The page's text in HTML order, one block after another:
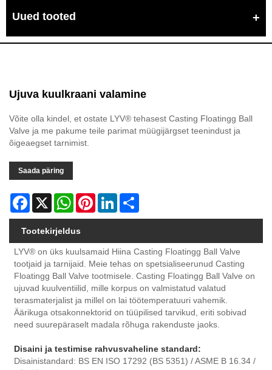
Uued tooted
Ujuva kuulkraani valamine
Võite olla kindel, et ostate LYV® tehasest Casting Floatingg Ball
Valve ja me pakume teile parimat müügijärgset teenindust ja
õigeaegset tarnimist.
Saada päring
Facebook
X WhatsAppPinterestLinkedIn
Tootekirjeldus
LYV® on üks kuulsamaid Hiina Casting Floatingg Ball Valve
tootjaid ja tarnijaid. Meie tehas on spetsialiseerunud Casting
Floatingg Ball Valve tootmisele. Casting Floatingg Ball Valve on
ujuvad kuulventiilid, mille korpus on valmistatud valatud
terasmaterjalist ja millel on lai töötemperatuuri vahemik.
Äärikuga otsakonnektorid on tüüpilised tarvikud, eriti sobivad
need suurepäraselt madala rõhuga rakenduste jaoks.
Disaini ja testimise rahvusvaheline standard:
Disainistandard: BS EN ISO 17292 (BS 5351) / ASME B 16.34 /